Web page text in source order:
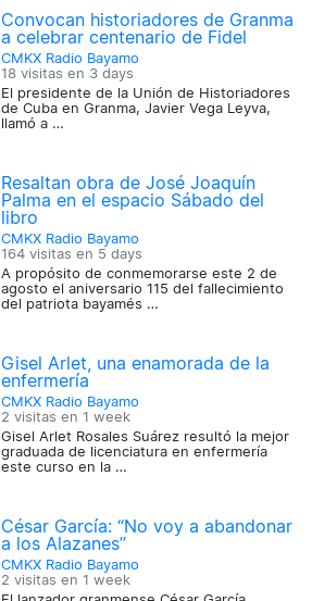
Convocan historiadores de Granma
a celebrar centenario de Fidel
CMKX Radio Bayamo
18 visitas en 3 days
El presidente de la Unión de Historiadores
de Cuba en Granma, Javier Vega Leyva,
llamó a …
Resaltan obra de José Joaquín
Palma en el espacio Sábado del
libro
CMKX Radio Bayamo
164 visitas en 5 days
A propósito de conmemorarse este 2 de
agosto el aniversario 115 del fallecimiento
del patriota bayamés …
Gisel Arlet, una enamorada de la
enfermería
CMKX Radio Bayamo
2 visitas en 1 week
Gisel Arlet Rosales Suárez resultó la mejor
graduada de licenciatura en enfermería
este curso en la …
César García: “No voy a abandonar
a los Alazanes”
CMKX Radio Bayamo
2 visitas en 1 week